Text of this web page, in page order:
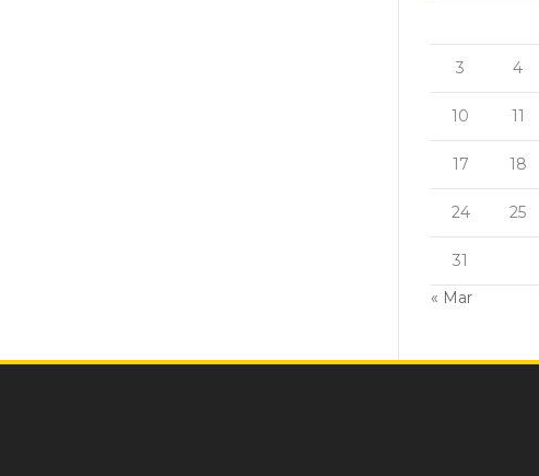
3 4
10 11
17 18
24 25
31
« Mar